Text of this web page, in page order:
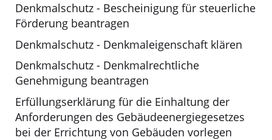
Denkmalschutz - Bescheinigung für steuerliche
Förderung beantragen
Denkmalschutz - Denkmaleigenschaft klären
Denkmalschutz - Denkmalrechtliche
Genehmigung beantragen
Erfüllungserklärung für die Einhaltung der
Anforderungen des Gebäudeenergiegesetzes
bei der Errichtung von Gebäuden vorlegen